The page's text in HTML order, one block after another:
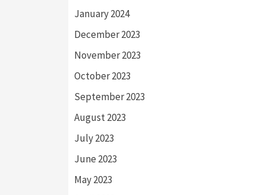
January 2024
December 2023
November 2023
October 2023
September 2023
August 2023
July 2023
June 2023
May 2023